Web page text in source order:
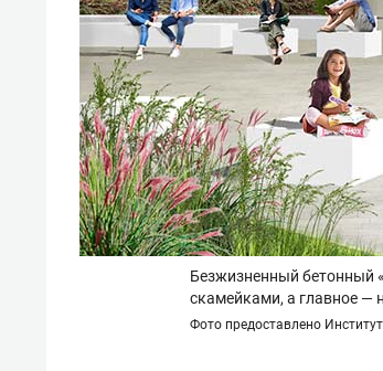
Безжизненный бетонный
скамейками, а главное —
Фото предоставлено